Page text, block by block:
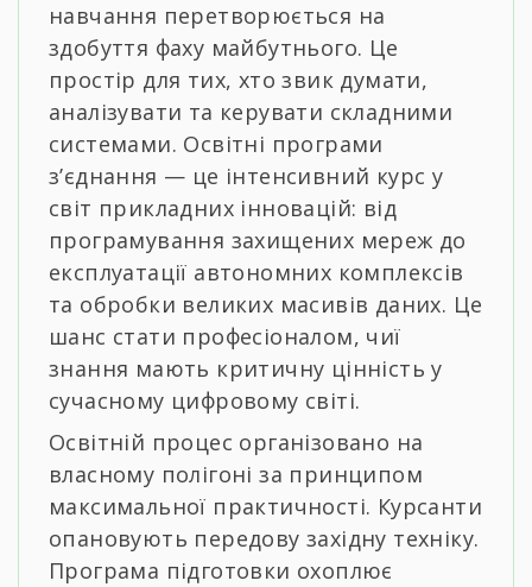
навчання перетворюється на
здобуття фаху майбутнього. Це
простір для тих, хто звик думати,
аналізувати та керувати складними
системами. Освітні програми
з’єднання — це інтенсивний курс у
світ прикладних інновацій: від
програмування захищених мереж до
експлуатації автономних комплексів
та обробки великих масивів даних. Це
шанс стати професіоналом, чиї
знання мають критичну цінність у
сучасному цифровому світі.
Освітній процес організовано на
власному полігоні за принципом
максимальної практичності. Курсанти
опановують передову західну техніку.
Програма підготовки охоплює